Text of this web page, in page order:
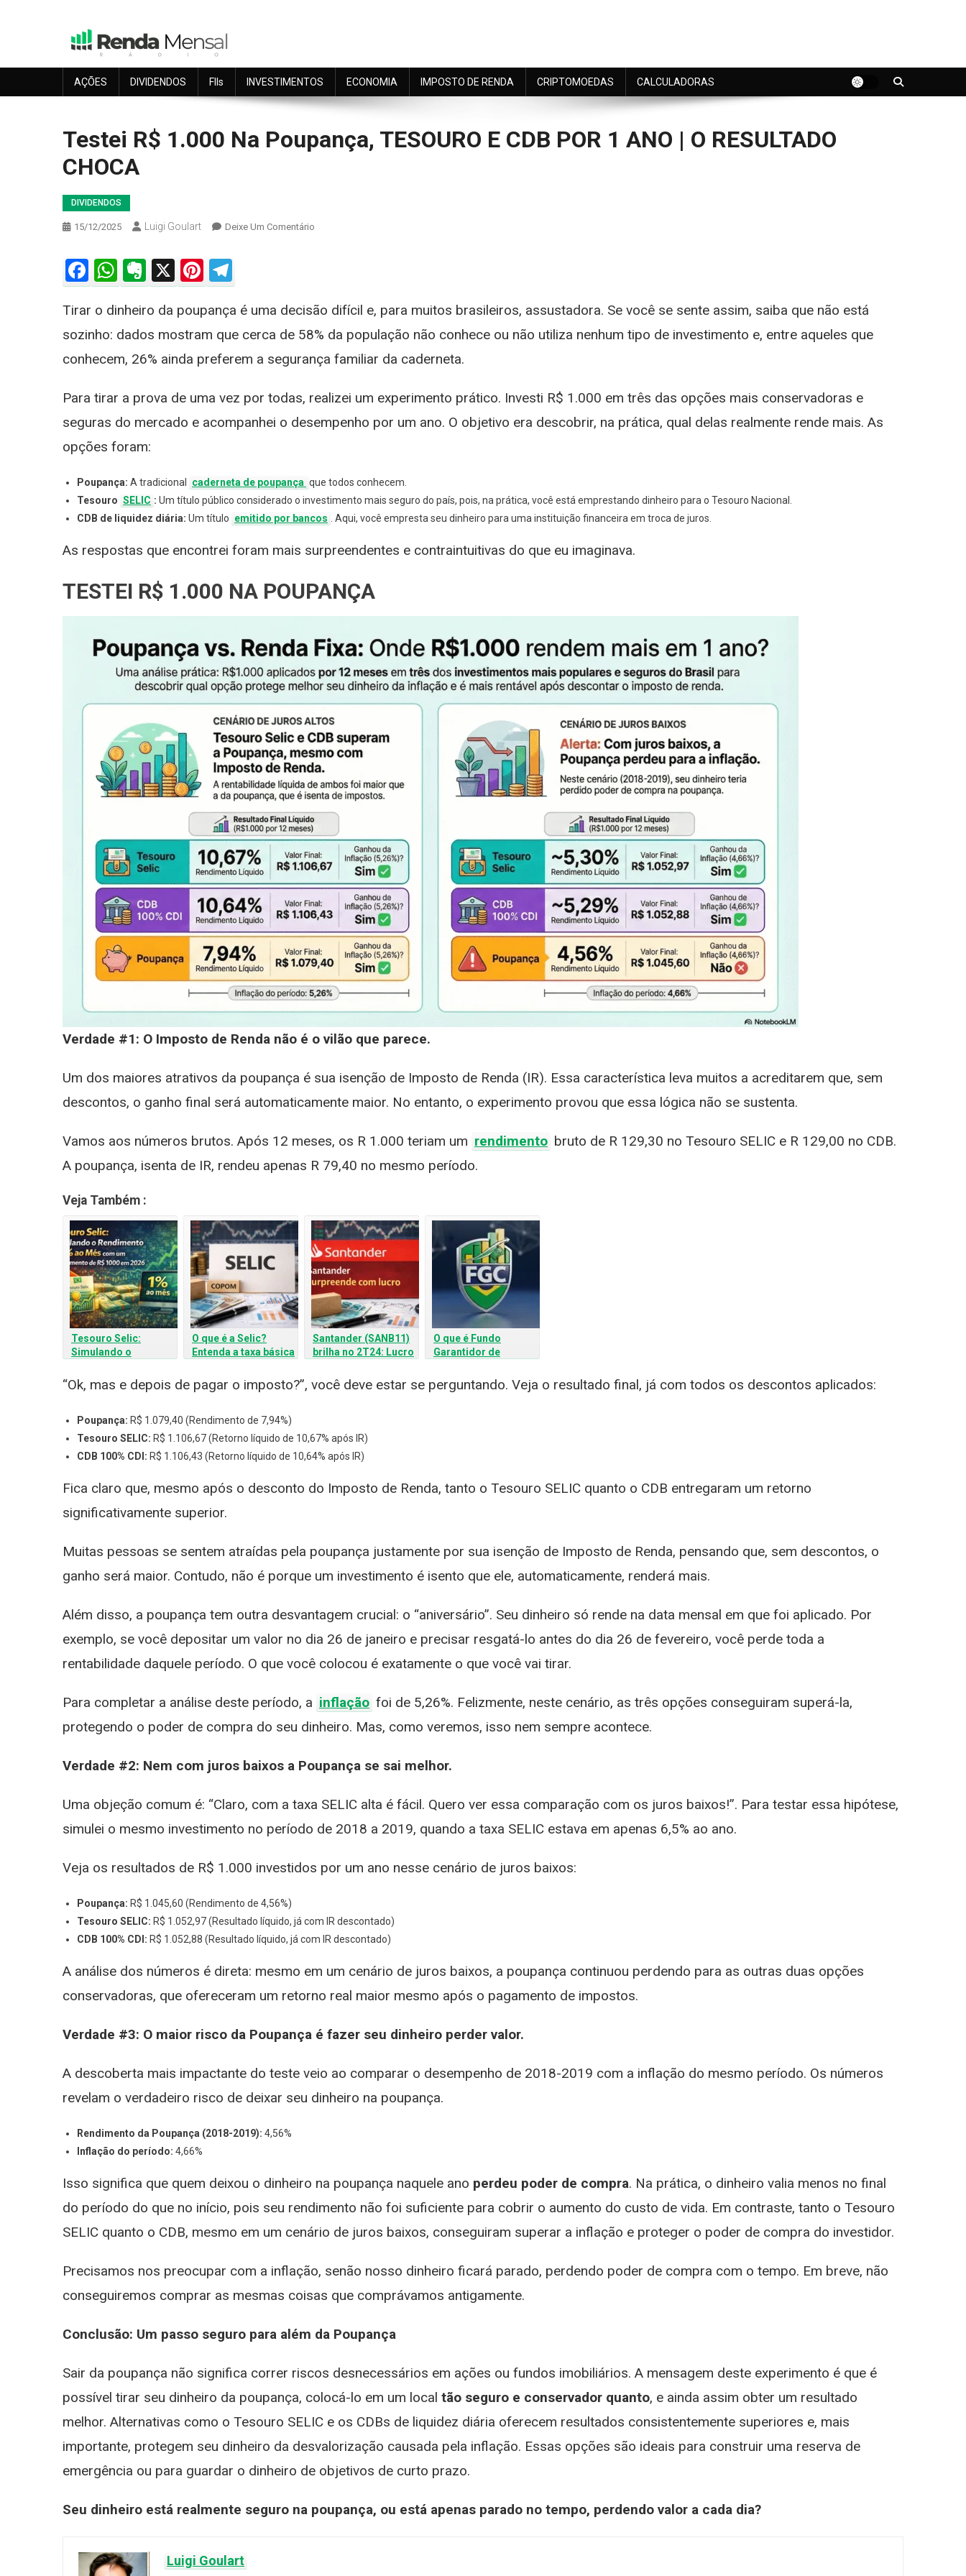
Renda Mensal
Seu dinheiro trabalhando por você.
AÇÕES DIVIDENDOS FIIs INVESTIMENTOS ECONOMIA IMPOSTO DE RENDA CRIPTOMOEDAS CALCULADORAS
Testei R$ 1.000 Na Poupança, TESOURO E CDB POR 1 ANO | O RESULTADO
CHOCA
DIVIDENDOS
15/12/2025 Luigi Goulart Deixe Um Comentário
Poupança,
E
CDB
|
Facebook
WhatsApp
Evernote
X Pinterest
Tirar o dinheiro da poupança é uma decisão difícil e, para muitos brasileiros, assustadora. Se você se sente assim, saiba que não está
sozinho: dados mostram que cerca de 58% da população não conhece ou não utiliza nenhum tipo de investimento e, entre aqueles que
conhecem, 26% ainda preferem a segurança familiar da caderneta.
Para tirar a prova de uma vez por todas, realizei um experimento prático. Investi R$ 1.000 em três das opções mais conservadoras e
seguras do mercado e acompanhei o desempenho por um ano. O objetivo era descobrir, na prática, qual delas realmente rende mais. As
opções foram:
Poupança: A tradicional caderneta de poupança que todos conhecem.
Tesouro SELIC : Um título público considerado o investimento mais seguro do país, pois, na prática, você está emprestando dinheiro para o Tesouro Nacional.
CDB de liquidez diária: Um título emitido por bancos . Aqui, você empresta seu dinheiro para uma instituição financeira em troca de juros.
As respostas que encontrei foram mais surpreendentes e contraintuitivas do que eu imaginava.
TESTEI R$ 1.000 NA POUPANÇA
Verdade #1: O Imposto de Renda não é o vilão que parece.
Um dos maiores atrativos da poupança é sua isenção de Imposto de Renda (IR). Essa característica leva muitos a acreditarem que, sem
descontos, o ganho final será automaticamente maior. No entanto, o experimento provou que essa lógica não se sustenta.
Vamos aos números brutos. Após 12 meses, os R 1.000 teriam um rendimento bruto de R 129,30 no Tesouro SELIC e R 129,00 no CDB.
A poupança, isenta de IR, rendeu apenas R 79,40 no mesmo período.
Veja Também :
Tesouro Selic:
Simulando o
com um Investimento
de R$ 1000
O que é a Selic?
Entenda a taxa básica
Santander (SANB11)
brilha no 2T24: Lucro
surpreende o
mercado
O que é Fundo
Garantidor de
Completo para
Proteger seu Dinheiro
“Ok, mas e depois de pagar o imposto?”, você deve estar se perguntando. Veja o resultado final, já com todos os descontos aplicados:
Poupança: R$ 1.079,40 (Rendimento de 7,94%)
Tesouro SELIC: R$ 1.106,67 (Retorno líquido de 10,67% após IR)
CDB 100% CDI: R$ 1.106,43 (Retorno líquido de 10,64% após IR)
Fica claro que, mesmo após o desconto do Imposto de Renda, tanto o Tesouro SELIC quanto o CDB entregaram um retorno
significativamente superior.
Muitas pessoas se sentem atraídas pela poupança justamente por sua isenção de Imposto de Renda, pensando que, sem descontos, o
ganho será maior. Contudo, não é porque um investimento é isento que ele, automaticamente, renderá mais.
Além disso, a poupança tem outra desvantagem crucial: o “aniversário”. Seu dinheiro só rende na data mensal em que foi aplicado. Por
exemplo, se você depositar um valor no dia 26 de janeiro e precisar resgatá-lo antes do dia 26 de fevereiro, você perde toda a
rentabilidade daquele período. O que você colocou é exatamente o que você vai tirar.
Para completar a análise deste período, a inflação foi de 5,26%. Felizmente, neste cenário, as três opções conseguiram superá-la,
protegendo o poder de compra do seu dinheiro. Mas, como veremos, isso nem sempre acontece.
Verdade #2: Nem com juros baixos a Poupança se sai melhor.
Uma objeção comum é: “Claro, com a taxa SELIC alta é fácil. Quero ver essa comparação com os juros baixos!”. Para testar essa hipótese,
simulei o mesmo investimento no período de 2018 a 2019, quando a taxa SELIC estava em apenas 6,5% ao ano.
Veja os resultados de R$ 1.000 investidos por um ano nesse cenário de juros baixos:
Poupança: R$ 1.045,60 (Rendimento de 4,56%)
Tesouro SELIC: R$ 1.052,97 (Resultado líquido, já com IR descontado)
CDB 100% CDI: R$ 1.052,88 (Resultado líquido, já com IR descontado)
A análise dos números é direta: mesmo em um cenário de juros baixos, a poupança continuou perdendo para as outras duas opções
conservadoras, que ofereceram um retorno real maior mesmo após o pagamento de impostos.
Verdade #3: O maior risco da Poupança é fazer seu dinheiro perder valor.
A descoberta mais impactante do teste veio ao comparar o desempenho de 2018-2019 com a inflação do mesmo período. Os números
revelam o verdadeiro risco de deixar seu dinheiro na poupança.
Rendimento da Poupança (2018-2019): 4,56%
Inflação do período: 4,66%
Isso significa que quem deixou o dinheiro na poupança naquele ano perdeu poder de compra. Na prática, o dinheiro valia menos no final
do período do que no início, pois seu rendimento não foi suficiente para cobrir o aumento do custo de vida. Em contraste, tanto o Tesouro
SELIC quanto o CDB, mesmo em um cenário de juros baixos, conseguiram superar a inflação e proteger o poder de compra do investidor.
Precisamos nos preocupar com a inflação, senão nosso dinheiro ficará parado, perdendo poder de compra com o tempo. Em breve, não
conseguiremos comprar as mesmas coisas que comprávamos antigamente.
Conclusão: Um passo seguro para além da Poupança
Sair da poupança não significa correr riscos desnecessários em ações ou fundos imobiliários. A mensagem deste experimento é que é
possível tirar seu dinheiro da poupança, colocá-lo em um local tão seguro e conservador quanto, e ainda assim obter um resultado
melhor. Alternativas como o Tesouro SELIC e os CDBs de liquidez diária oferecem resultados consistentemente superiores e, mais
importante, protegem seu dinheiro da desvalorização causada pela inflação. Essas opções são ideais para construir uma reserva de
emergência ou para guardar o dinheiro de objetivos de curto prazo.
Seu dinheiro está realmente seguro na poupança, ou está apenas parado no tempo, perdendo valor a cada dia?
Luigi Goulart